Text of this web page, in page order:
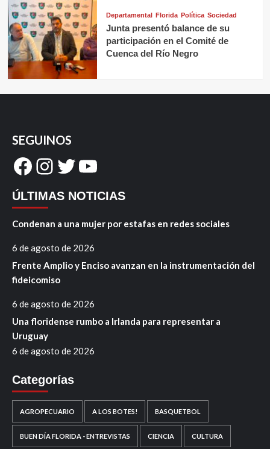
Departamental Florida Política Sociedad
Junta presentó balance de su
participación en el Comité de
Cuenca del Río Negro
SEGUINOS
Facebook
Instagram
Twitter
YouTube
ÚLTIMAS NOTICIAS
Condenan a una mujer por estafas en redes sociales
6 de agosto de 2026
Frente Amplio y Enciso avanzan en la instrumentación del
fideicomiso
6 de agosto de 2026
Una floridense rumbo a Irlanda para representar a
Uruguay
6 de agosto de 2026
Categorías
AGROPECUARIO A LOS BOTES! BASQUETBOL
BUEN DÍA FLORIDA - ENTREVISTAS CIENCIA CULTURA